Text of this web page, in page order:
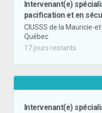
Intervenant(e)
pacification et en
CIUSSS de la Mauricie-
Québec
17 jours restants
Intervenant(e)